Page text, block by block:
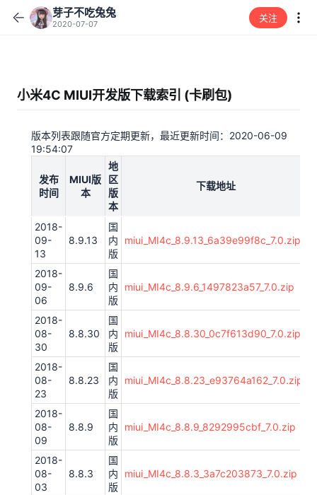
芽子不吃兔兔
2020-07-07
关注
小米4C MIUI开发版下载索引 (卡刷包)
版本列表跟随官方定期更新，最近更新时间：2020-06-09
19:54:07
发布
时间
MIUI版
本
地
区
版
本
下载地址
2018-
09-
13
8.9.13
国
内
版
miui_MI4c_8.9.13_6a39e99f8c_7.0.zip
2018-
09-
06
8.9.6
国
内
版
miui_MI4c_8.9.6_1497823a57_7.0.zip
2018-
08-
30
8.8.30
国
内
版
miui_MI4c_8.8.30_0c7f613d90_7.0.zip
2018-
08-
23
8.8.23
国
内
版
miui_MI4c_8.8.23_e93764a162_7.0.zip
2018-
08-
09
8.8.9
国
内
版
miui_MI4c_8.8.9_8292995cbf_7.0.zip
2018-
08-
03
8.8.3
国
内
版
miui_MI4c_8.8.3_3a7c203873_7.0.zip